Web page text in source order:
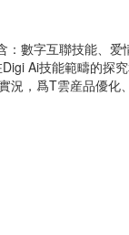
數字互聯技能、
Ai技能範疇的探
況，爲T雲産品優化